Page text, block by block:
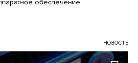
обеспечение.
НОВОСТЬ